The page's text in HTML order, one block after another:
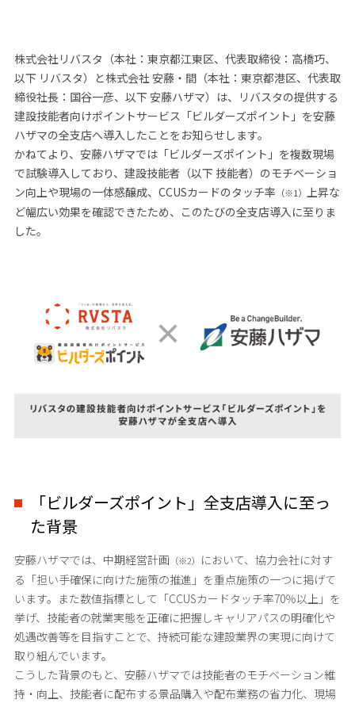
株式会社リバスタ（本社：東京都江東区、代表取締役：高橋巧、
以下 リバスタ）と株式会社 安藤・間（本社：東京都港区、代表取
締役社長：国谷一彦、以下 安藤ハザマ）は、リバスタの提供する
建設技能者向けポイントサービス「ビルダーズポイント」を安藤
ハザマの全支店へ導入したことをお知らせします。
かねてより、安藤ハザマでは「ビルダーズポイント」を複数現場
で試験導入しており、建設技能者（以下 技能者）のモチベーショ
ン向上や現場の一体感醸成、CCUSカードのタッチ率 （※1） 上昇な
ど幅広い効果を確認できたため、このたびの全支店導入に至りま
した。
「ビルダーズポイント」全支店導入に至っ
た背景
安藤ハザマでは、中期経営計画 （※2）
において、協力会社に対す
る「担い手確保に向けた施策の推進」を重点施策の一つに掲げて
います。また数値指標として「CCUSカードタッチ率70％以上」を
挙げ、技能者の就業実態を正確に把握しキャリアパスの明確化や
処遇改善等を目指すことで、持続可能な建設業界の実現に向けて
取り組んでいます。
こうした背景のもと、安藤ハザマでは技能者のモチベーション維
持・向上、技能者に配布する景品購入や配布業務の省力化、現場